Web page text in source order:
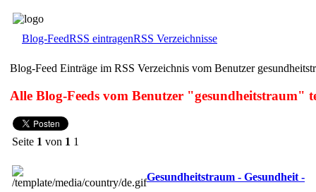
Blog-FeedRSS eintragenRSS Verzeichnisse
Blog-Feed Einträge im RSS Verzeichnis vom Benutzer
Alle Blog-Feeds vom Benutzer "gesundheitstraum"
Seite 1 von 1 1
Gesundheitstraum - Gesundheit -